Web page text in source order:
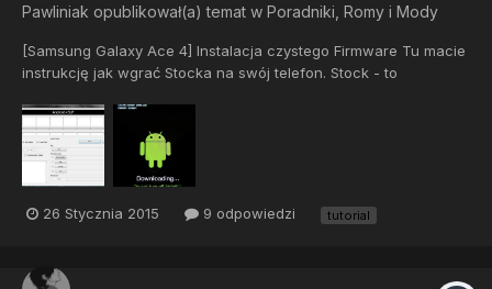
Pawliniak opublikował(a) temat w Poradniki, Romy i Mody
[Samsung Galaxy Ace 4] Instalacja czystego Firmware Tu macie
instrukcję jak wgrać Stocka na swój telefon. Stock - to
osoby trzecie) Wszelkie instrukcje wykonujecie na własne
ryzyko. Nie ponosimy odpowiedz...
26 Stycznia 2015 9 odpowiedzi tutorial